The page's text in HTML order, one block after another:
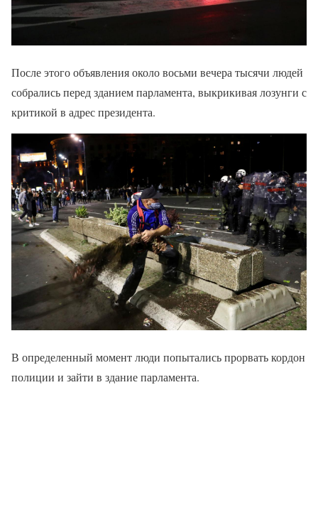
После этого объявления около восьми вечера тысячи людей
собрались перед зданием парламента, выкрикивая лозунги с
критикой в ​​адрес президента.
В определенный момент люди попытались прорвать кордон
полиции и зайти в здание парламента.